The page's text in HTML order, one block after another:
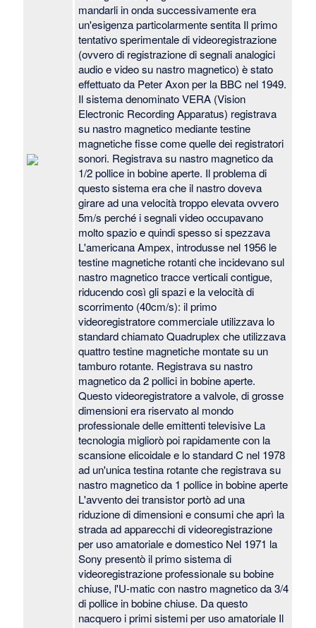
mandarli in onda successivamente era
un'esigenza particolarmente sentita Il primo
tentativo sperimentale di videoregistrazione
(ovvero di registrazione di segnali analogici
audio e video su nastro magnetico) è stato
effettuato da Peter Axon per la BBC nel 1949.
Il sistema denominato VERA (Vision
Electronic Recording Apparatus) registrava
su nastro magnetico mediante testine
magnetiche fisse come quelle dei registratori
sonori. Registrava su nastro magnetico da
1/2 pollice in bobine aperte. Il problema di
questo sistema era che il nastro doveva
girare ad una velocità troppo elevata ovvero
5m/s perché i segnali video occupavano
molto spazio e quindi spesso si spezzava
L'americana Ampex, introdusse nel 1956 le
testine magnetiche rotanti che incidevano sul
nastro magnetico tracce verticali contigue,
riducendo così gli spazi e la velocità di
scorrimento (40cm/s): il primo
videoregistratore commerciale utilizzava lo
standard chiamato Quadruplex che utilizzava
quattro testine magnetiche montate su un
tamburo rotante. Registrava su nastro
magnetico da 2 pollici in bobine aperte.
Questo videoregistratore a valvole, di grosse
dimensioni era riservato al mondo
professionale delle emittenti televisive La
tecnologia migliorò poi rapidamente con la
scansione elicoidale e lo standard C nel 1978
ad un'unica testina rotante che registrava su
nastro magnetico da 1 pollice in bobine aperte
L'avvento dei transistor portò ad una
riduzione di dimensioni e consumi che aprì la
strada ad apparecchi di videoregistrazione
per uso amatoriale e domestico Nel 1971 la
Sony presentò il primo sistema di
videoregistrazione professionale su bobine
chiuse, l'U-matic con nastro magnetico da 3/4
di pollice in bobine chiuse. Da questo
nacquero i primi sistemi per uso amatoriale Il